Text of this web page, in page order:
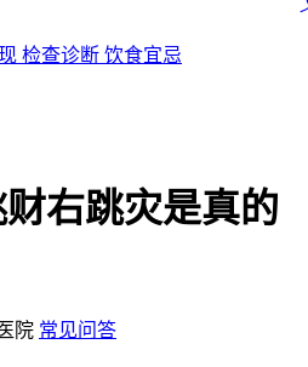
检查诊断 饮食宜忌
右跳灾是真的
院 常见问答